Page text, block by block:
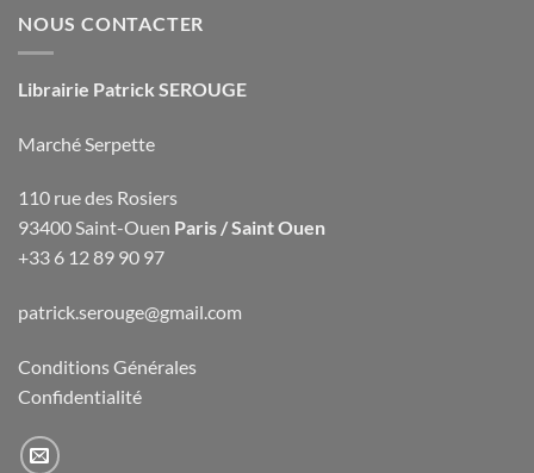
NOUS CONTACTER
Librairie Patrick SEROUGE
Marché Serpette
110 rue des Rosiers
93400 Saint-Ouen Paris / Saint Ouen
+33 6 12 89 90 97
patrick.serouge@gmail.com
Conditions Générales
Confidentialité